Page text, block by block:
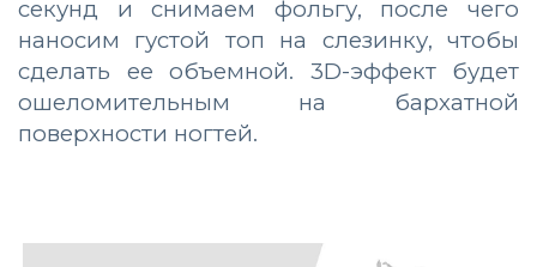
секунд и снимаем фольгу, после чего
наносим густой топ на слезинку, чтобы
сделать ее объемной. 3D-эффект будет
ошеломительным на бархатной
поверхности ногтей.